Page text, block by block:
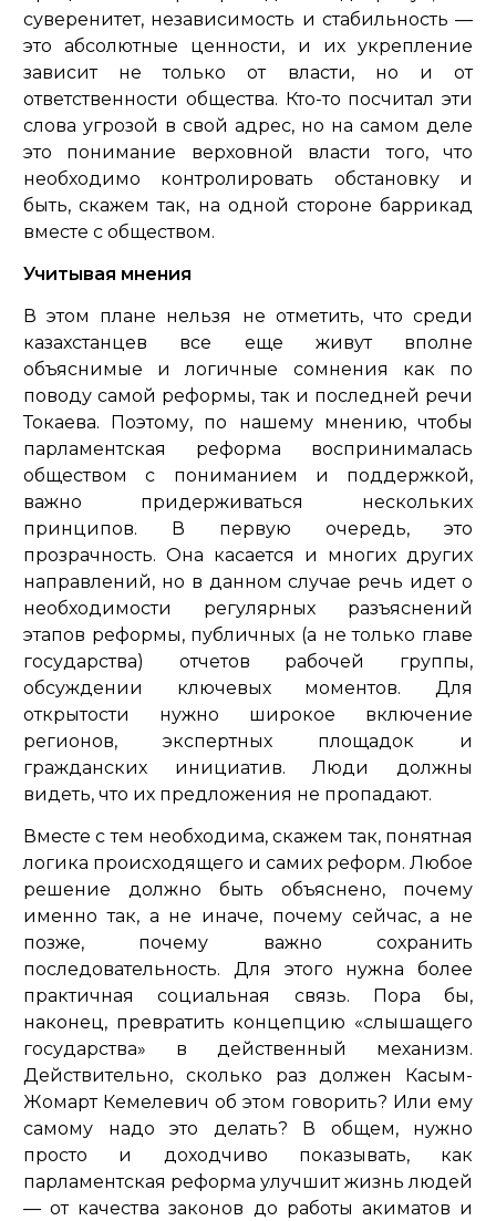
суверенитет, независимость и стабильность —
это абсолютные ценности, и их укрепление
зависит не только от власти, но и от
ответственности общества. Кто-то посчитал эти
слова угрозой в свой адрес, но на самом деле
это понимание верховной власти того, что
необходимо контролировать обстановку и
быть, скажем так, на одной стороне баррикад
вместе с обществом.
Учитывая мнения
В этом плане нельзя не отметить, что среди
казахстанцев все еще живут вполне
объяснимые и логичные сомнения как по
поводу самой реформы, так и последней речи
Токаева. Поэтому, по нашему мнению, чтобы
парламентская реформа воспринималась
обществом с пониманием и поддержкой,
важно придерживаться нескольких
принципов. В первую очередь, это
прозрачность. Она касается и многих других
направлений, но в данном случае речь идет о
необходимости регулярных разъяснений
этапов реформы, публичных (а не только главе
государства) отчетов рабочей группы,
обсуждении ключевых моментов. Для
открытости нужно широкое включение
регионов, экспертных площадок и
гражданских инициатив. Люди должны
видеть, что их предложения не пропадают.
Вместе с тем необходима, скажем так, понятная
логика происходящего и самих реформ. Любое
решение должно быть объяснено, почему
именно так, а не иначе, почему сейчас, а не
позже, почему важно сохранить
последовательность. Для этого нужна более
практичная социальная связь. Пора бы,
наконец, превратить концепцию «слышащего
государства» в действенный механизм.
Действительно, сколько раз должен Касым-
Жомарт Кемелевич об этом говорить? Или ему
самому надо это делать? В общем, нужно
просто и доходчиво показывать, как
парламентская реформа улучшит жизнь людей
— от качества законов до работы акиматов и